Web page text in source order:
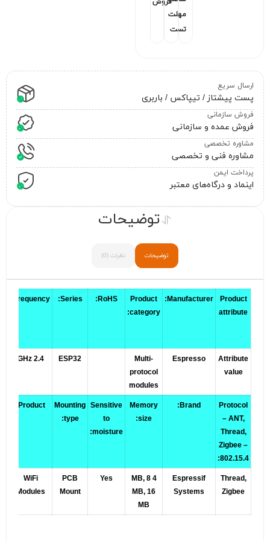
مهلت
تست
ارسال سریع
پست پیشتاز / تیپاکس / باربری
فروش سازمانی
فروش عمده و سازمانی
مشاوره تخصصی
مشاوره فنی و تخصصی
پرداخت ایمن
اینماد و درگاه‌های معتبر
توضیحات نظرات (0)
توضیحات
Product
attribute
Manufacturer:
Product
category:
RoHS:
Series:
Frequency:
Attribute
value
Espresso
Multi-
protocol
modules
ESP32
2.4 GHz
Protocol
– ANT,
Thread,
Zigbee –
802.15.4:
Brand:
Memory
size:
Sensitive
to
moisture:
Mounting
type:
Product:
Thread,
Zigbee
Espressif
Systems
4 MB, 8
MB, 16
MB
Yes
PCB
Mount
WiFi
Modules